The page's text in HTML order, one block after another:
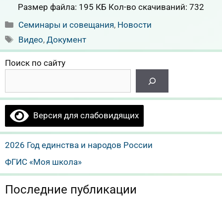
Размер файла: 195 КБ Кол-во скачиваний: 732
Рубрики
Семинары и совещания, Новости
Метки
Видео,Документ
Поиск по сайту
Версия для слабовидящих
2026 Год единства и народов России
ФГИС «Моя школа»
Последние публикации